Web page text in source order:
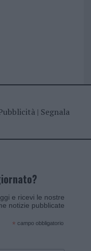
| Segnala
e ricevi le nostre
notizie pubblicate
* campo obbligatorio